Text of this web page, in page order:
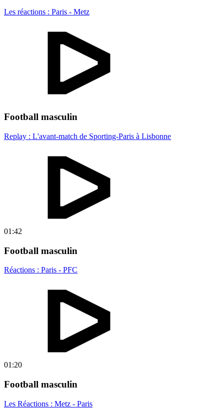
Les réactions : Paris - Metz
Football masculin
Replay : L'avant-match de Sporting-Paris à Lisbonne
01:42
Football masculin
Réactions : Paris - PFC
01:20
Football masculin
Les Réactions : Metz - Paris